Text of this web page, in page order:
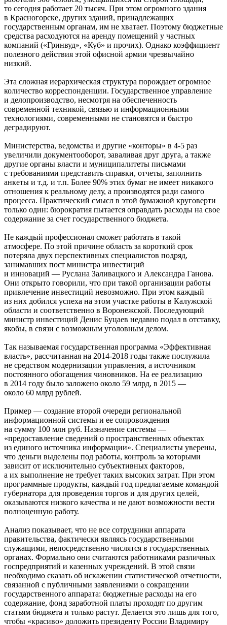
то сегодня работает 20 тысяч. При этом огромного здания
в Красногорске, других зданий, принадлежащих
государственным органам, им не хватает. Поэтому бюджетные
средства расходуются на аренду помещений у частных
компаний («Гринвуд», «Куб» и прочих). Однако коэффициент
полезного действия этой офисной армии чрезвычайно
низкий.
Эта сложная иерархическая структура порождает огромное
количество корреспонденции. Государственное управление
и делопроизводство, несмотря на обеспеченность
современной техникой, связью и информационными
технологиями, современными не становятся и быстро
деградируют.
Министерства, ведомства и другие «конторы» в 4-5 раз
увеличили документооборот, заваливая друг друга, а также
другие органы власти и муниципалитеты письмами
с требованиями представить справки, отчеты, заполнить
анкеты и т.д. и т.п. Более 90% этих бумаг не имеет никакого
отношения к реальному делу, а производятся ради самого
процесса. Практический смысл в этой бумажной круговерти
только один: бюрократия пытается оправдать расходы на свое
содержание за счет государственного бюджета.
Не каждый профессионал сможет работать в такой
атмосфере. По этой причине область за короткий срок
потеряла двух перспективных специалистов подряд,
занимавших пост министра инвестиций
и инноваций — Руслана Заливацкого и Александра Ганова.
Они открыто говорили, что при такой организации работы
привлечение инвестиций невозможно. При этом каждый
из них добился успеха на этом участке работы в Калужской
области и соответственно в Воронежской. Последующий
министр инвестиций Денис Буцаев недавно подал в отставку,
якобы, в связи с возможным уголовным делом.
Так называемая государственная программа «Эффективная
власть», рассчитанная на 2014-2018 годы также послужила
не средством модернизации управления, а источником
постоянного обогащения чиновников. На ее реализацию
в 2014 году было заложено около 59 млрд, в 2015 —
около 60 млрд рублей.
Пример — создание второй очереди региональной
информационной системы и ее сопровождения
на сумму 100 млн руб. Назначение системы —
«предоставление сведений о пространственных объектах
из единого источника информации». Специалисты уверены,
что деньги выделены под работы, контроль за которыми
зависит от исключительно субъективных факторов,
а их выполнение не требует таких высоких затрат. При этом
программные продукты, каждый год предлагаемые командой
губернатора для проведения торгов и для других целей,
оказываются низкого качества и не дают возможности вести
полноценную работу.
Анализ показывает, что не все сотрудники аппарата
правительства, фактически являясь государственными
служащими, непосредственно числятся в государственных
органах. Формально они считаются работниками различных
госпредприятий и казенных учреждений. В этой связи
необходимо сказать об искажении статистической отчетности,
связанной с публичными заявлениями о сокращении
государственного аппарата: бюджетные расходы на его
содержание, фонд заработной платы проходят по другим
статьям бюджета и только растут. Делается это лишь для того,
чтобы «красиво» доложить президенту России Владимиру